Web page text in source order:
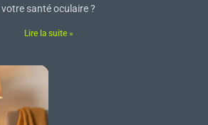
votre santé oculaire ?
Lire la suite »